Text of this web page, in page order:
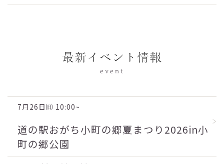
最新イベント情報
event
7月26日㈰ 10:00~
道の駅おがち小町の郷夏まつり2026in小
町の郷公園